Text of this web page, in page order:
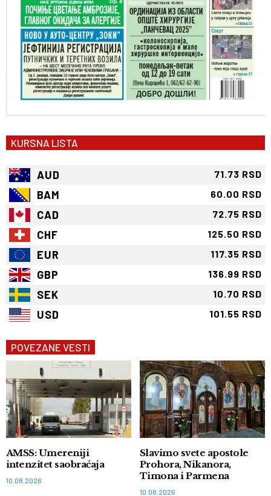
KURSNA LISTA
AUD 71.73 RSD
BAM 60.00 RSD
CAD 72.75 RSD
CHF 125.50 RSD
EUR 117.35 RSD
GBP 136.99 RSD
SEK 10.70 RSD
USD 101.55 RSD
POVEZANE VESTI
AMSS: Umereniji
intenzitet saobraćaja
10.08.2026
Slavimo svete apostole
Prohora, Nikanora,
Timona i Parmena
10.08.2026